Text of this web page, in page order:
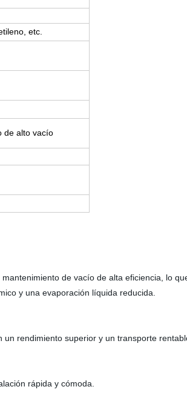
etc.
de alto vacío
de vacío de alta eficiencia, lo
y una evaporación líquida reducida.
rendimiento superior y un transporte
rápida y cómoda.